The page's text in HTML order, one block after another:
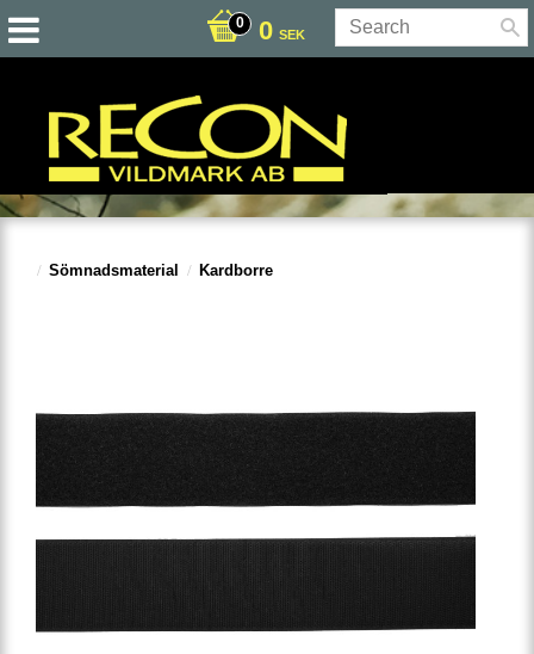
0 SEK
Sömnadsmaterial Kardborre